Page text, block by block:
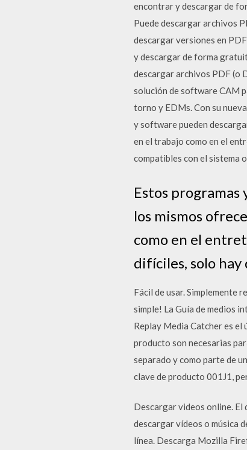
encontrar y descargar de
Puede descargar archivos
descargar versiones en
y descargar de forma
descargar archivos PDF (o
solución de software CAM
torno y EDMs. Con su
y software pueden
en el trabajo como en el
compatibles con el sistema
Estos
los mismos
como en el
difíciles, solo hay
Fácil de usar. Simplemente
simple! La Guía de medios
Replay Media Catcher es el
producto son necesarias
separado y como parte de
clave de producto 001J1,
Descargar videos online. El
descargar vídeos o música
línea. Descarga Mozilla